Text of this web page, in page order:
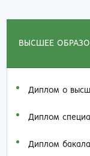
ВЫСШЕЕ
Диплом о
Диплом
Диплом